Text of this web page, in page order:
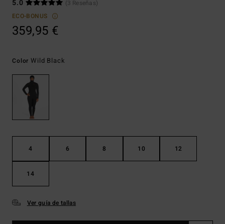
5.0
(3 Reseñas)
ECO-BONUS
359,95 €
ColorWild Black
4 6 8 10 12
14
Ver guía de tallas